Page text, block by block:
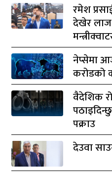
रमेश
देखेर लाज
नेप्सेमा
करोडको
वैदेशिक
पक्राउ
देउवा